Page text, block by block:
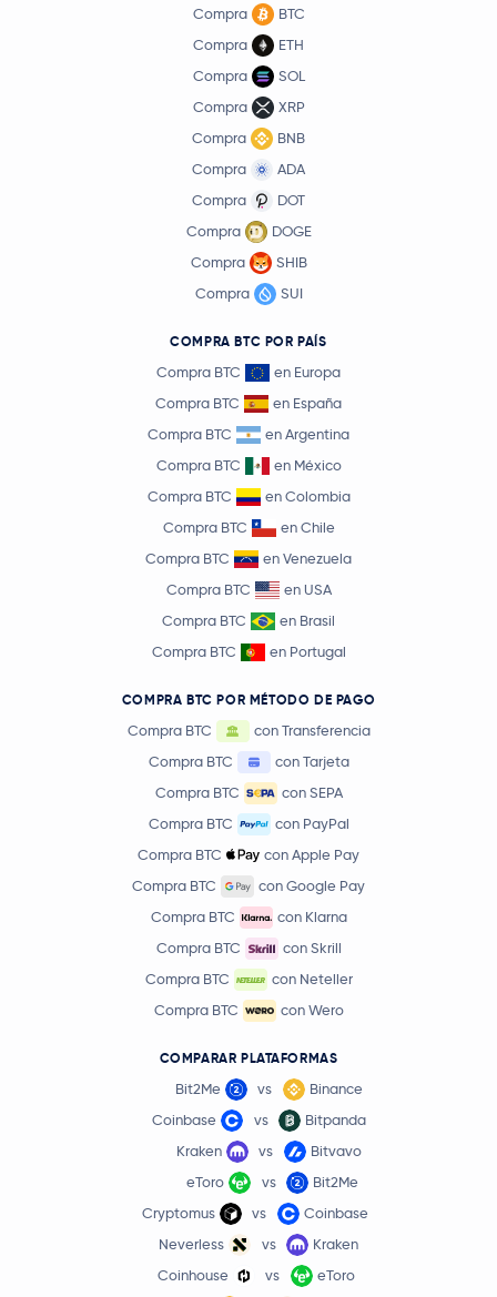
Compra
BTC
Compra
ETH
Compra
SOL
Compra
XRP
Compra
BNB
Compra
ADA
Compra
DOT
Compra
DOGE
Compra
SHIB
Compra
SUI
COMPRA BTC POR PAÍS
Compra BTC
en Europa
Compra BTC
en España
Compra BTC
en Argentina
Compra BTC
en México
Compra BTC
en Colombia
Compra BTC
en Chile
Compra BTC
en Venezuela
Compra BTC
en USA
Compra BTC
en Brasil
Compra BTC
en Portugal
COMPRA BTC POR MÉTODO DE PAGO
Compra BTC
con Transferencia
Compra BTC
con Tarjeta
Compra BTC
con SEPA
Compra BTC
con PayPal
Compra BTC
con Apple Pay
Compra BTC
con Google Pay
Compra BTC
con Klarna
Compra BTC
con Skrill
Compra BTC
con Neteller
Compra BTC
con Wero
COMPARAR PLATAFORMAS
Bit2Me vs
Binance
Coinbase
vs
Bitpanda
Kraken
vs
Bitvavo
eToro
vs
Bit2Me
Cryptomus
vs
Coinbase
Neverless
vs
Kraken
Coinhouse
vs eToro